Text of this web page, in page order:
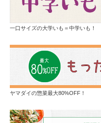
一口サイズの大学いも＝中学いも！
ヤマダイの惣菜最大80%OFF！